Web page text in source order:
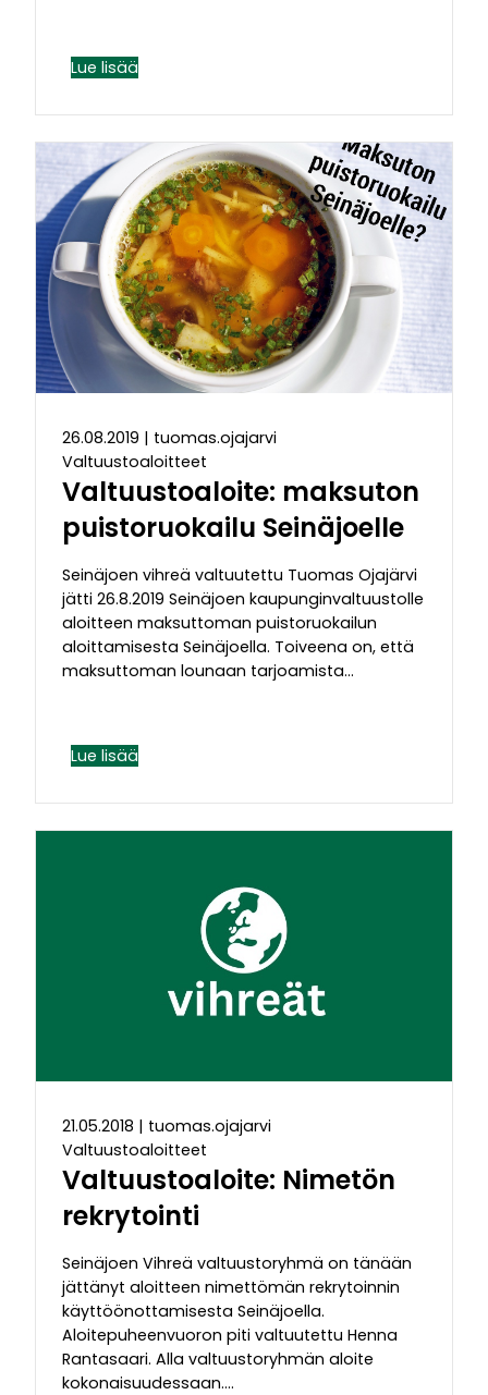
Lue lisää
26.08.2019 | tuomas.ojajarvi
Valtuustoaloitteet
Valtuustoaloite: maksuton
puistoruokailu Seinäjoelle
Seinäjoen vihreä valtuutettu Tuomas Ojajärvi
jätti 26.8.2019 Seinäjoen kaupunginvaltuustolle
aloitteen maksuttoman puistoruokailun
aloittamisesta Seinäjoella. Toiveena on, että
maksuttoman lounaan tarjoamista…
Lue lisää
21.05.2018 | tuomas.ojajarvi
Valtuustoaloitteet
Valtuustoaloite: Nimetön
rekrytointi
Seinäjoen Vihreä valtuustoryhmä on tänään
jättänyt aloitteen nimettömän rekrytoinnin
käyttöönottamisesta Seinäjoella.
Aloitepuheenvuoron piti valtuutettu Henna
Rantasaari. Alla valtuustoryhmän aloite
kokonaisuudessaan….